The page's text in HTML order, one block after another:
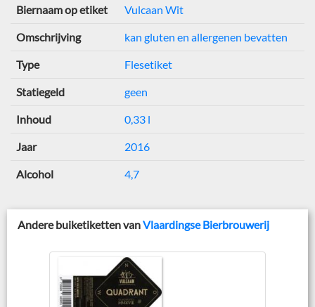
Biernaam op etiket Vulcaan Wit
Omschrijving kan gluten en allergenen bevatten
Type Flesetiket
Statiegeld geen
Inhoud 0,33 l
Jaar 2016
Alcohol 4,7
Andere buiketiketten vanVlaardingse Bierbrouwerij